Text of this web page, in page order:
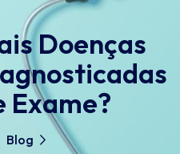
Doenças
Exame?
Blog